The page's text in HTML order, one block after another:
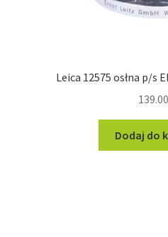
Leica 12575 osłna p/s
139.00
Dodaj do